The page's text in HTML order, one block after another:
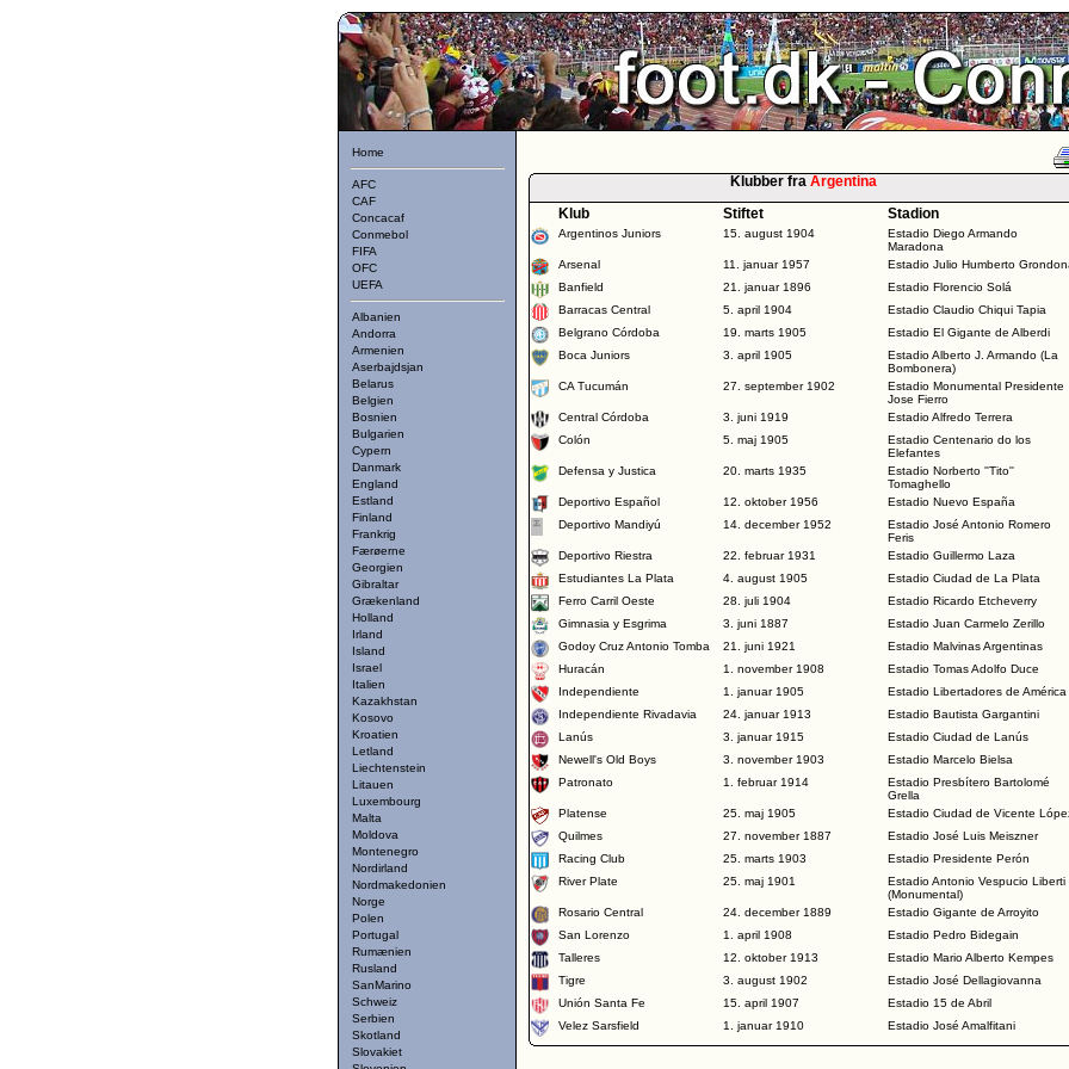
Home
AFC
CAF
Concacaf
Conmebol
FIFA
OFC
UEFA
Albanien
Andorra
Armenien
Aserbajdsjan
Belarus
Belgien
Bosnien
Bulgarien
Cypern
Danmark
England
Estland
Finland
Frankrig
Færøerne
Georgien
Gibraltar
Grækenland
Holland
Irland
Island
Israel
Italien
Kazakhstan
Kosovo
Kroatien
Letland
Liechtenstein
Litauen
Luxembourg
Malta
Moldova
Montenegro
Nordirland
Nordmakedonien
Norge
Polen
Portugal
Rumænien
Rusland
SanMarino
Schweiz
Serbien
Skotland
Slovakiet
Klubber fra Argentina
Klub
Stiftet Stadion
Argentinos Juniors 15. august 1904
Estadio Diego Armando
Maradona
Arsenal
11. januar 1957
Estadio Julio Humberto
Banfield
21. januar 1896
Estadio Florencio Solá
Barracas Central
5. april 1904
Estadio Claudio Chiqui Tapia
Belgrano Córdoba
19. marts 1905
Estadio El Gigante de Alberdi
Boca Juniors
3. april 1905
Estadio Alberto J. Armando (La
Bombonera)
CA Tucumán
27. september 1902
Estadio Monumental Presidente
Jose Fierro
Central Córdoba
3. juni 1919
Estadio Alfredo Terrera
Colón
5. maj 1905
Estadio Centenario do los
Elefantes
Defensa y Justica
20. marts 1935
Estadio Norberto ''Tito''
Tomaghello
Deportivo Español
12. oktober 1956
Estadio Nuevo España
Deportivo Mandiyú
14. december 1952
Estadio José Antonio Romero
Feris
Deportivo Riestra
22. februar 1931
Estadio Guillermo Laza
Estudiantes La Plata
4. august 1905
Estadio Ciudad de La Plata
Ferro Carril Oeste
28. juli 1904
Estadio Ricardo Etcheverry
Gimnasia y Esgrima
3. juni 1887
Estadio Juan Carmelo Zerillo
Godoy Cruz Antonio Tomba
21. juni 1921
Estadio Malvinas Argentinas
Huracán
1. november 1908
Estadio Tomas Adolfo Duce
Independiente
1. januar 1905
Estadio Libertadores de América
Independiente Rivadavia
24. januar 1913
Estadio Bautista Gargantini
Lanús
3. januar 1915
Estadio Ciudad de Lanús
Newell's Old Boys
3. november 1903
Estadio Marcelo Bielsa
Patronato
1. februar 1914
Estadio Presbítero Bartolomé
Grella
Platense
25. maj 1905
Estadio Ciudad de Vicente
Quilmes
27. november 1887
Estadio José Luis Meiszner
Racing Club
25. marts 1903
Estadio Presidente Perón
River Plate
25. maj 1901
Estadio Antonio Vespucio Liberti
(Monumental)
Rosario Central
24. december 1889
Estadio Gigante de Arroyito
San Lorenzo
1. april 1908
Estadio Pedro Bidegain
Talleres
12. oktober 1913
Estadio Mario Alberto Kempes
Tigre
3. august 1902
Estadio José Dellagiovanna
Unión Santa Fe
15. april 1907
Estadio 15 de Abril
Velez Sarsfield
1. januar 1910 Estadio José Amalfitani